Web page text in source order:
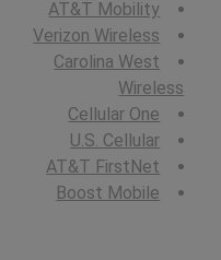
AT&T Mobility
Verizon Wireless
Carolina West
Wireless
Cellular One
U.S. Cellular
AT&T FirstNet
Boost Mobile